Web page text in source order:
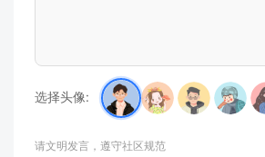
选择头像:
请文明发言，遵守社区规范